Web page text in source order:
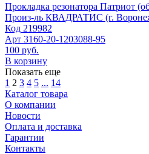
Прокладка резонатора Патриот
Произ-ль КВАДРАТИС (г.
Код 219982
Арт 3160-20-1203088-95
100 руб.
В корзину
Показать еще
1 2 3 4 5 ... 14
Каталог товара
О компании
Новости
Оплата и доставка
Гарантии
Контакты